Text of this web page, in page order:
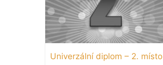
Univerzální diplom – 2. místo